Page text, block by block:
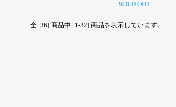
SOLD OUT
全 [36] 商品中 [1-32] 商品を表示しています。